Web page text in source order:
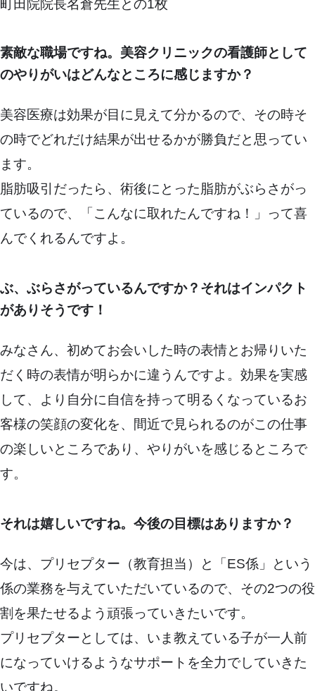
町田院院長名倉先生との1枚
素敵な職場ですね。美容クリニックの看護師として
のやりがいはどんなところに感じますか？
美容医療は効果が目に見えて分かるので、その時そ
の時でどれだけ結果が出せるかが勝負だと思ってい
ます。
脂肪吸引だったら、術後にとった脂肪がぶらさがっ
ているので、「こんなに取れたんですね！」って喜
んでくれるんですよ。
ぶ、ぶらさがっているんですか？それはインパクト
がありそうです！
みなさん、初めてお会いした時の表情とお帰りいた
だく時の表情が明らかに違うんですよ。効果を実感
して、より自分に自信を持って明るくなっているお
客様の笑顔の変化を、間近で見られるのがこの仕事
の楽しいところであり、やりがいを感じるところで
す。
それは嬉しいですね。今後の目標はありますか？
今は、プリセプター（教育担当）と「ES係」という
係の業務を与えていただいているので、その2つの役
割を果たせるよう頑張っていきたいです。
プリセプターとしては、いま教えている子が一人前
になっていけるようなサポートを全力でしていきた
いですね。